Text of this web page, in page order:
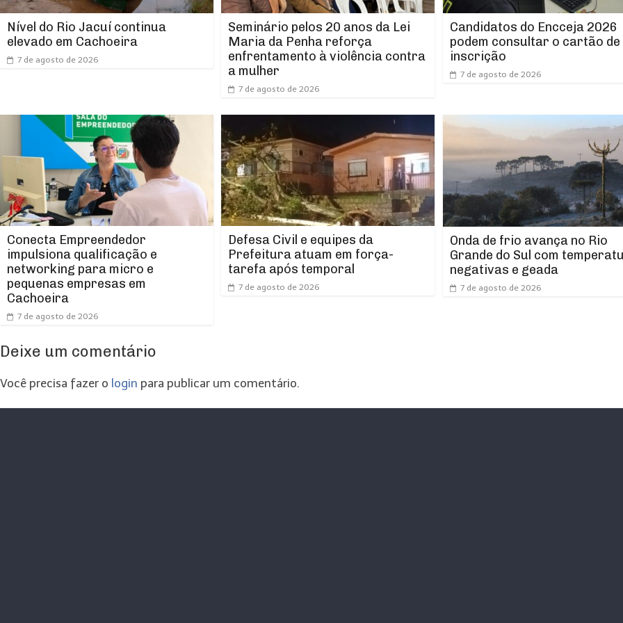
Nível do Rio Jacuí continua
elevado em Cachoeira
7 de agosto de 2026
Seminário pelos 20 anos da Lei
Maria da Penha reforça
enfrentamento à violência contra
a mulher
7 de agosto de 2026
Candidatos do Encceja 2026
podem consultar o cartão de
inscrição
7 de agosto de 2026
Conecta Empreendedor
impulsiona qualificação e
networking para micro e
pequenas empresas em
Cachoeira
7 de agosto de 2026
Defesa Civil e equipes da
Prefeitura atuam em força-
tarefa após temporal
7 de agosto de 2026
Onda de frio avança no Rio
Grande do Sul com
negativas e geada
7 de agosto de 2026
Deixe um comentário
Você precisa fazer o login para publicar um comentário.